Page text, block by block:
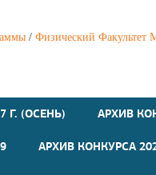
/ Физический Факультет
Г. (ОСЕНЬ) АРХИВ
АРХИВ КОНКУРСА